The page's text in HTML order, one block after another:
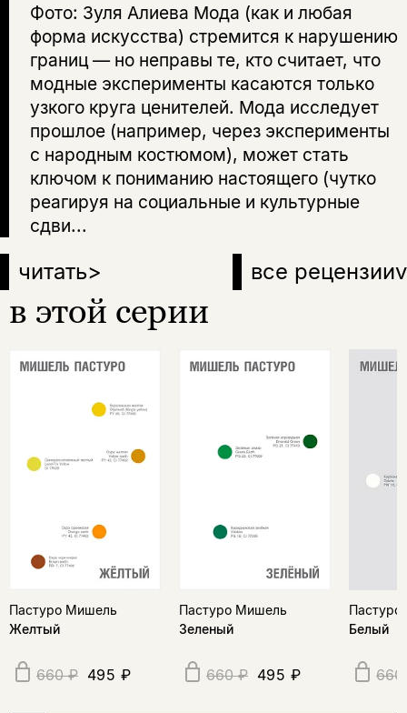
Фото: Зуля Алиева Мода (как и любая
форма искусства) стремится к нарушению
границ — но неправы те, кто считает, что
модные эксперименты касаются только
узкого круга ценителей. Мода исследует
прошлое (например, через эксперименты
с народным костюмом), может стать
ключом к пониманию настоящего (чутко
реагируя на социальные и культурные
сдви...
читать> все рецензииv
в этой серии
Пастуро Мишель
Желтый
660 ₽ 495 ₽
Пастуро Мишель
Зеленый
660 ₽ 495 ₽
Белый